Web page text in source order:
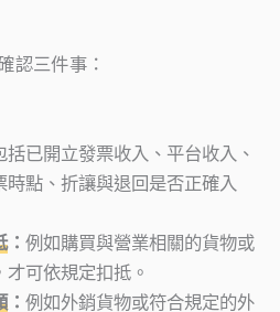
認三件事：
括已開立發票收入、平台收入、
時點、折讓與退回是否正確入
：例如購買與營業相關的貨物或
可依規定扣抵。
：例如外銷貨物或符合規定的外